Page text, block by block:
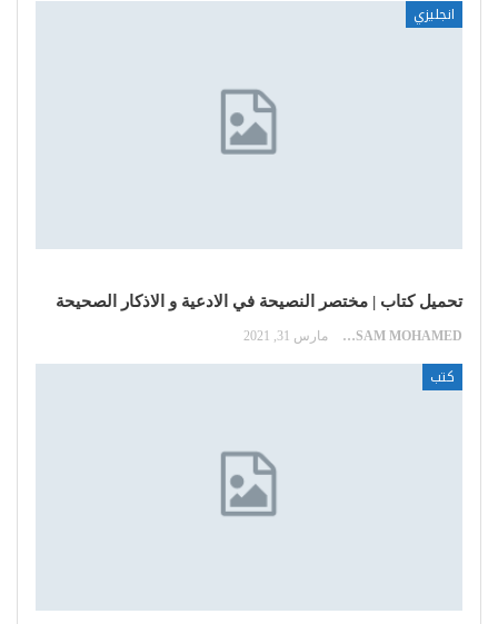
انجليزي
تحميل كتاب | مختصر النصيحة في الادعية و الاذكار الصحيحة
HOSSAM MOHAMED مارس 31, 2021
كتب